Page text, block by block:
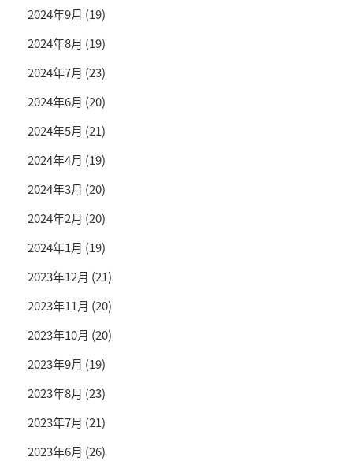
2024年9月 (19)
2024年8月 (19)
2024年7月 (23)
2024年6月 (20)
2024年5月 (21)
2024年4月 (19)
2024年3月 (20)
2024年2月 (20)
2024年1月 (19)
2023年12月 (21)
2023年11月 (20)
2023年10月 (20)
2023年9月 (19)
2023年8月 (23)
2023年7月 (21)
2023年6月 (26)